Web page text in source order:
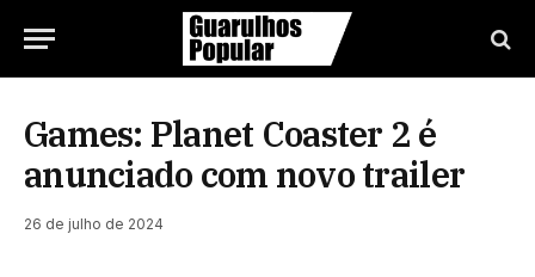
Games: Planet Coaster 2 é
anunciado com novo trailer
26 de julho de 2024